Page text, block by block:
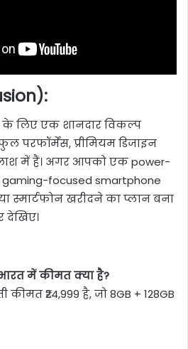
के लिए एक शानदार विकल्प
परफॉर्मेंस, प्रीमियम डिजाइन
में हैं। अगर आपको एक power-
focused smartphone
स्मार्टफोन खरीदने का प्लान बना
देखिए।
भारत में कीमत क्या है?
₹24,999 है, जो 8GB + 128GB